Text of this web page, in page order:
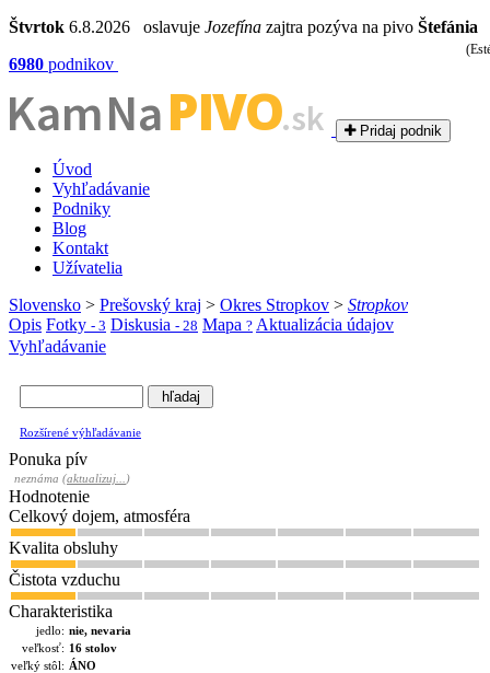
Štvrtok 6.8.2026 oslavuje Jozefína zajtra pozýva na pivo Štefánia
6980 podnikov
Kam NaPIVO.sk Pridaj podnik
Úvod
Vyhľadávanie
Podniky
Blog
Kontakt
Užívatelia
Slovensko > Prešovský kraj > Okres Stropkov > Stropkov
Opis Fotky - 3 Diskusia - 28 Mapa ? Aktualizácia údajov
Vyhľadávanie
Rozšírené výhľadávanie
Ponuka pív
neznáma (aktualizuj... )
Hodnotenie
Celkový dojem, atmosféra
Kvalita obsluhy
Čistota vzduchu
Charakteristika
jedlo: nie, nevaria
veľkosť: 16 stolov
veľký stôl: ÁNO